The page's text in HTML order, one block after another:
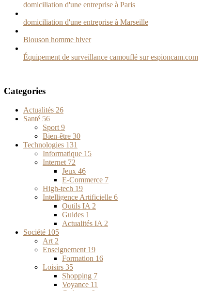
domiciliation d'une entreprise à Paris
domiciliation d'une entreprise à Marseille
Blouson homme hiver
Équipement de surveillance camouflé sur espioncam.com
Categories
Actualités 26
Santé 56
Sport 9
Bien-être 30
Technologies 131
Informatique 15
Internet 72
Jeux 46
E-Commerce 7
High-tech 19
Intelligence Artificielle 6
Outils IA 2
Guides 1
Actualités IA 2
Société 105
Art 2
Enseignement 19
Formation 16
Loisirs 35
Shopping 7
Voyance 11